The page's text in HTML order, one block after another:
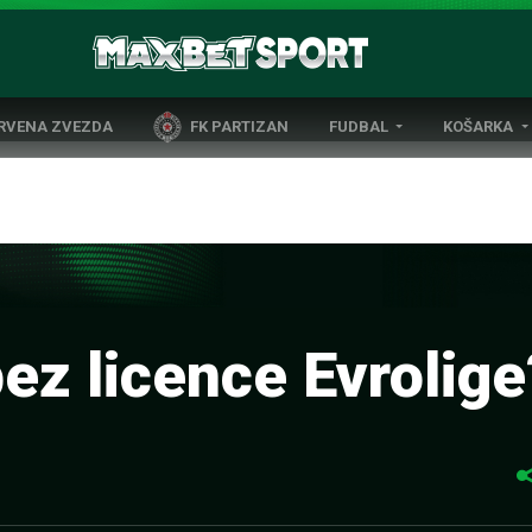
ZVEZDA FK PARTIZAN
FUDBAL
DOMAĆI FUDBAL
EVROPSKA TAKMIČENJA
KOŠARKA
EVROLIGA
NBA LIGA
licence